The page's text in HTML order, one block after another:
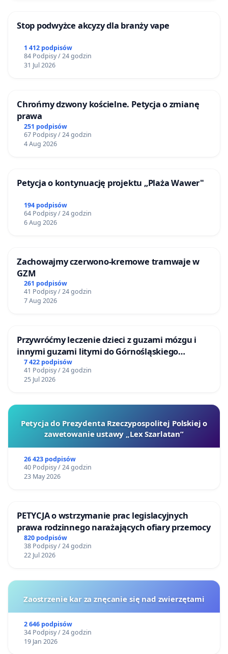
Stop podwyżce akcyzy dla branży vape
1 412 podpisów
84 Podpisy / 24 godzin
31 Jul 2026
Chrońmy dzwony kościelne. Petycja o zmianę
prawa
251 podpisów
67 Podpisy / 24 godzin
4 Aug 2026
Petycja o kontynuację projektu „Plaża Wawer"
194 podpisów
64 Podpisy / 24 godzin
6 Aug 2026
Zachowajmy czerwono-kremowe tramwaje w
GZM
261 podpisów
41 Podpisy / 24 godzin
7 Aug 2026
Przywróćmy leczenie dzieci z guzami mózgu i
innymi guzami litymi do Górnośląskiego
Centrum Zdrowia Dziecka w Katowicach
7 422 podpisów
41 Podpisy / 24 godzin
25 Jul 2026
Petycja do Prezydenta Rzeczypospolitej Polskiej o
zawetowanie ustawy „Lex Szarlatan”
26 423 podpisów
40 Podpisy / 24 godzin
23 May 2026
PETYCJA o wstrzymanie prac legislacyjnych
prawa rodzinnego narażających ofiary przemocy
820 podpisów
38 Podpisy / 24 godzin
22 Jul 2026
Zaostrzenie kar za znęcanie się nad zwierzętami
2 646 podpisów
34 Podpisy / 24 godzin
19 Jan 2026